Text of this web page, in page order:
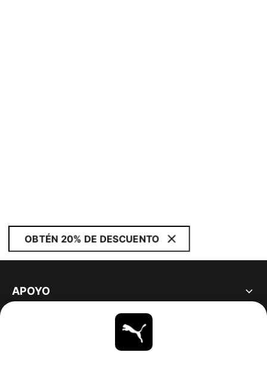
OBTÉN 20% DE DESCUENTO
APOYO